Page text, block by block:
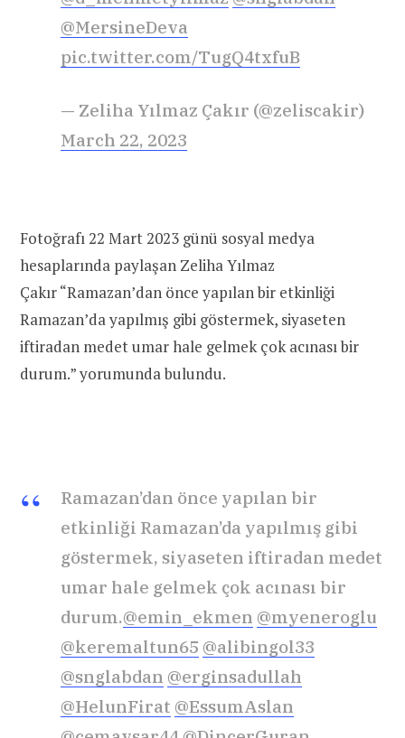
@MersineDeva
pic.twitter.com/TugQ4txfuB
— Zeliha Yılmaz Çakır (@zeliscakir)
March 22, 2023
Fotoğrafı 22 Mart 2023 günü sosyal medya
hesaplarında paylaşan Zeliha Yılmaz
Çakır “Ramazan’dan önce yapılan bir etkinliği
Ramazan’da yapılmış gibi göstermek, siyaseten
iftiradan medet umar hale gelmek çok acınası bir
durum.” yorumunda bulundu.
Ramazan’dan önce yapılan bir
etkinliği Ramazan’da yapılmış gibi
göstermek, siyaseten iftiradan medet
umar hale gelmek çok acınası bir
durum.@emin_ekmen @myeneroglu
@keremaltun65 @alibingol33
@snglabdan @erginsadullah
@HelunFirat @EssumAslan